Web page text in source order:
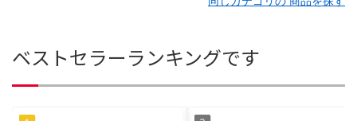
ベストセラーランキングです